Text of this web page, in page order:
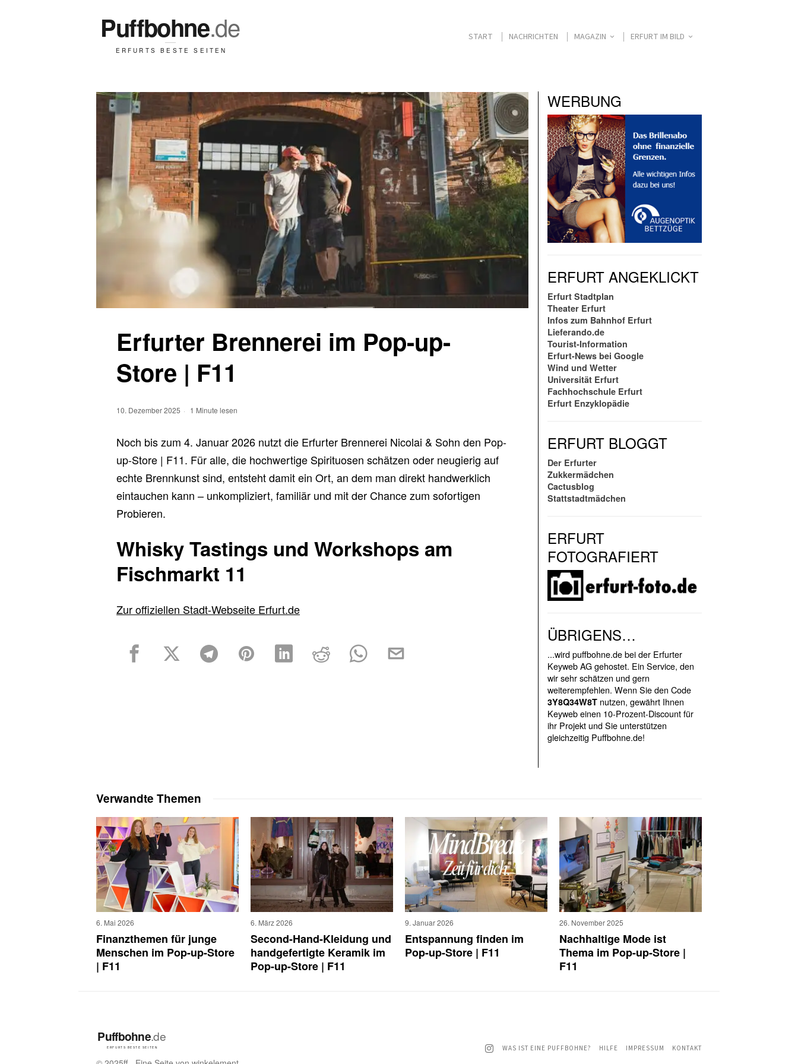
START NACHRICHTEN MAGAZIN ERFURT IM BILD
Erfurter Brennerei im Pop-up-
Store | F11
10. Dezember 2025 1 Minute lesen
Noch bis zum 4. Januar 2026 nutzt die Erfurter Brennerei Nicolai & Sohn den Pop-
up-Store | F11. Für alle, die hochwertige Spirituosen schätzen oder neugierig auf
echte Brennkunst sind, entsteht damit ein Ort, an dem man direkt handwerklich
eintauchen kann – unkompliziert, familiär und mit der Chance zum sofortigen
Probieren.
Whisky Tastings und Workshops am
Fischmarkt 11
Zur offiziellen Stadt-Webseite Erfurt.de
WERBUNG
ERFURT ANGEKLICKT
Erfurt Stadtplan
Theater Erfurt
Infos zum Bahnhof Erfurt
Lieferando.de
Tourist-Information
Erfurt-News bei Google
Wind und Wetter
Universität Erfurt
Fachhochschule Erfurt
Erfurt Enzyklopädie
ERFURT BLOGGT
Der Erfurter
Zukkermädchen
Cactusblog
Stattstadtmädchen
ERFURT
FOTOGRAFIERT
ÜBRIGENS…
...wird puffbohne.de bei der Erfurter
Keyweb AG gehostet. Ein Service, den
wir sehr schätzen und gern
weiterempfehlen. Wenn Sie den Code
3Y8Q34W8T nutzen, gewährt Ihnen
Keyweb einen 10-Prozent-Discount für
ihr Projekt und Sie unterstützen
gleichzeitig Puffbohne.de!
Verwandte Themen
6. Mai 2026
Finanzthemen für junge
Menschen im Pop-up-Store
| F11
6. März 2026
Second-Hand-Kleidung und
handgefertigte Keramik im
Pop-up-Store | F11
9. Januar 2026
Entspannung finden im
Pop-up-Store | F11
26. November 2025
Nachhaltige Mode ist
Thema im Pop-up-Store |
F11
WAS IST EINE PUFFBOHNE? HILFE IMPRESSUM KONTAKT